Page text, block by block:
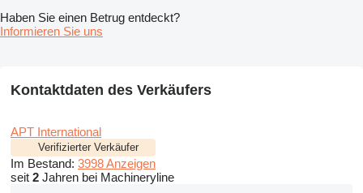
Haben Sie einen Betrug entdeckt?
Informieren Sie uns
Kontaktdaten des Verkäufers
APT International
Verifizierter Verkäufer
Im Bestand: 3998 Anzeigen
seit 2 Jahren bei Machineryline